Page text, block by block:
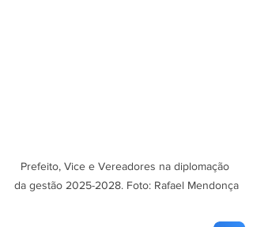
Prefeito, Vice e Vereadores na diplomação
da gestão 2025-2028. Foto: Rafael Mendonça